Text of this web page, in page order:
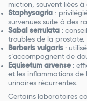
miction, souvent liées
Staphysagria :
survenues suite à des
Sabal serrulata :
troubles de la prostate.
Berberis vulgaris :
s’accompagnent de
Equisetum arvense:
et les inflammations de
urinaires récurrentes.
Certains laboratoires